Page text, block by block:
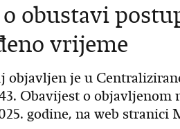
obustavi
vrijeme
objavljen je u
Obavijest o
godine, na web